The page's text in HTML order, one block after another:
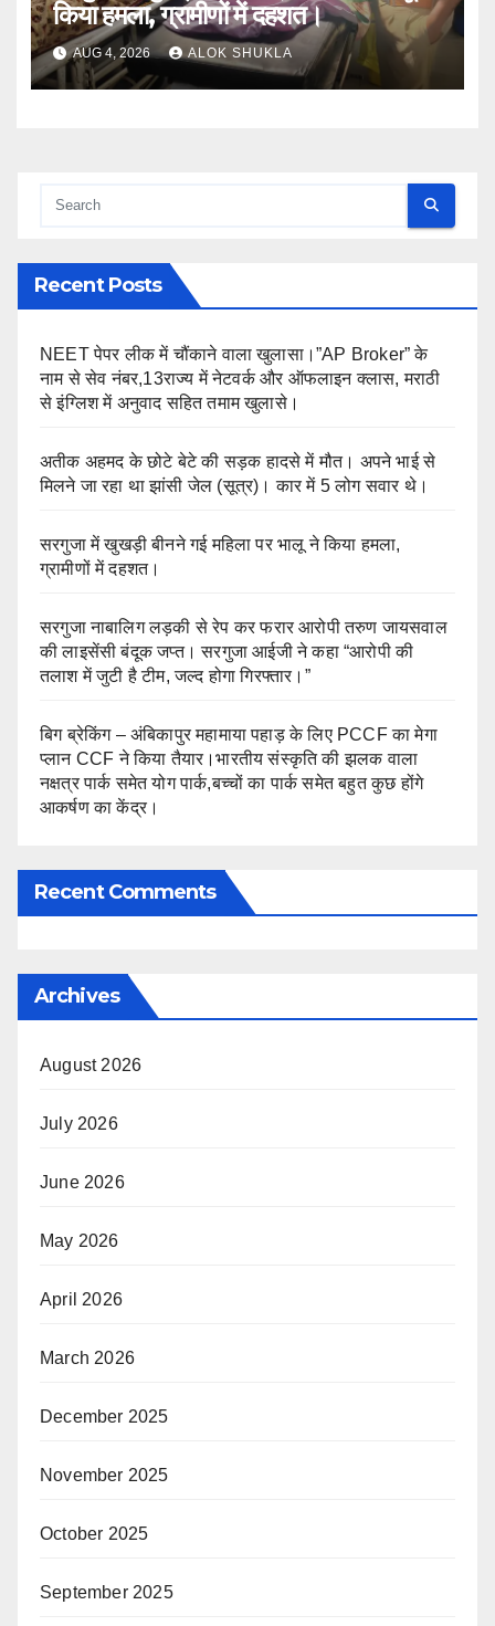
किया हमला, ग्रामीणों में दहशत।
AUG 4, 2026 ALOK SHUKLA
Recent Posts
NEET पेपर लीक में चौंकाने वाला खुलासा।”AP Broker” के
नाम से सेव नंबर,13राज्य में नेटवर्क और ऑफलाइन क्लास, मराठी
से इंग्लिश में अनुवाद सहित तमाम खुलासे।
अतीक अहमद के छोटे बेटे की सड़क हादसे में मौत। अपने भाई से
मिलने जा रहा था झांसी जेल (सूत्र)। कार में 5 लोग सवार थे।
सरगुजा में खुखड़ी बीनने गई महिला पर भालू ने किया हमला,
ग्रामीणों में दहशत।
सरगुजा नाबालिग लड़की से रेप कर फरार आरोपी तरुण जायसवाल
की लाइसेंसी बंदूक जप्त। सरगुजा आईजी ने कहा “आरोपी की
तलाश में जुटी है टीम, जल्द होगा गिरफ्तार।”
बिग ब्रेकिंग – अंबिकापुर महामाया पहाड़ के लिए PCCF का मेगा
प्लान CCF ने किया तैयार।भारतीय संस्कृति की झलक वाला
नक्षत्र पार्क समेत योग पार्क,बच्चों का पार्क समेत बहुत कुछ होंगे
आकर्षण का केंद्र।
Recent Comments
Archives
August 2026
July 2026
June 2026
May 2026
April 2026
March 2026
December 2025
November 2025
October 2025
September 2025